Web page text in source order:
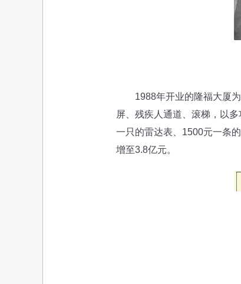
1988年开业的隆福大厦为
屏、残疾人通道、滚梯，以
一只的雷达表、1500元一条
增至3.8亿元。